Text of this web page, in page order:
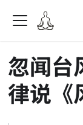
忽闻台
律说《